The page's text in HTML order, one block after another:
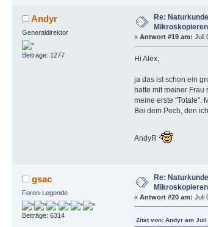
Andyr
Generaldirektor
Beiträge: 1277
Re:
Mikroskopieren
« Antwort #19 am: Juli
Hi Alex,
ja das ist schon ein
hatte mit meiner
meine erste "Totale".
Bei dem Pech, den
AndyR
gsac
Foren-Legende
Beiträge: 6314
Re:
Mikroskopieren
« Antwort #20 am: Juli
Zitat von: Andyr am